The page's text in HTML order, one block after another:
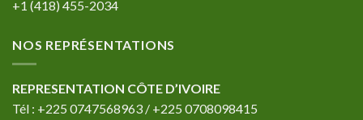
+1 (418) 455-2034
NOS REPRÉSENTATIONS
REPRESENTATION CÔTE D’IVOIRE
Tél : +225 0747568963 / +225 0708098415